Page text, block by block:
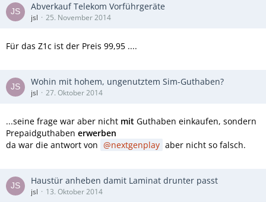
Abverkauf Telekom Vorführgeräte
jsl 25. November 2014
Für das Z1c ist der Preis 99,95 ....
Wohin mit hohem, ungenutztem Sim-Guthaben?
jsl 27. Oktober 2014
...seine frage war aber nicht mit Guthaben einkaufen, sondern
Prepaidguthaben erwerben
da war die antwort von
nextgenplay aber nicht so falsch.
Haustür anheben damit Laminat drunter passt
jsl 13. Oktober 2014